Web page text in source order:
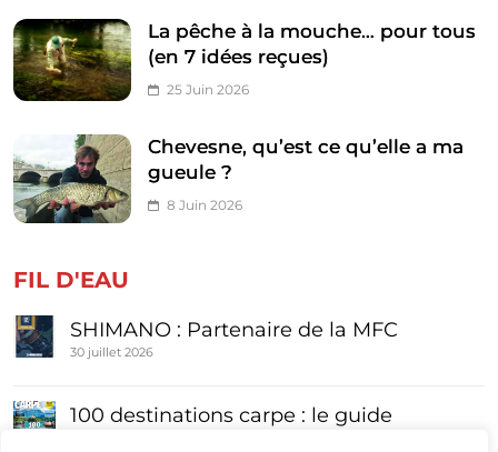
La pêche à la mouche… pour tous
(en 7 idées reçues)
25 Juin 2026
Chevesne, qu’est ce qu’elle a ma
gueule ?
8 Juin 2026
FIL D'EAU
SHIMANO : Partenaire de la MFC
30 juillet 2026
100 destinations carpe : le guide